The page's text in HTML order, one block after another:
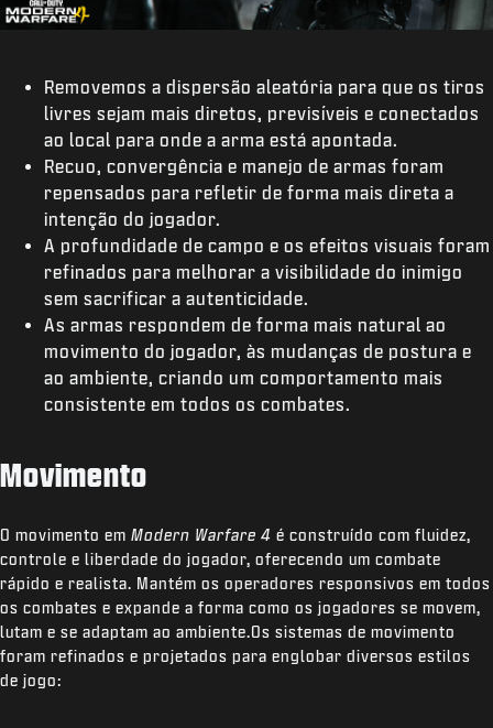
Removemos a dispersão aleatória para que os tiros
livres sejam mais diretos, previsíveis e conectados
ao local para onde a arma está apontada.
Recuo, convergência e manejo de armas foram
repensados para refletir de forma mais direta a
intenção do jogador.
A profundidade de campo e os efeitos visuais foram
refinados para melhorar a visibilidade do inimigo
sem sacrificar a autenticidade.
As armas respondem de forma mais natural ao
movimento do jogador, às mudanças de postura e
ao ambiente, criando um comportamento mais
consistente em todos os combates.
Movimento
O movimento em Modern Warfare 4 é construído com fluidez,
controle e liberdade do jogador, oferecendo um combate
rápido e realista. Mantém os operadores responsivos em todos
os combates e expande a forma como os jogadores se movem,
lutam e se adaptam ao ambiente.Os sistemas de movimento
foram refinados e projetados para englobar diversos estilos
de jogo: